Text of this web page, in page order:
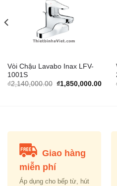
Vòi Chậu Lavabo Inax LFV-
1001S
₫2,140,000.00 Original
₫1,850,000.00
Giao hàng
miễn phí
Áp dụng cho bếp từ, hút